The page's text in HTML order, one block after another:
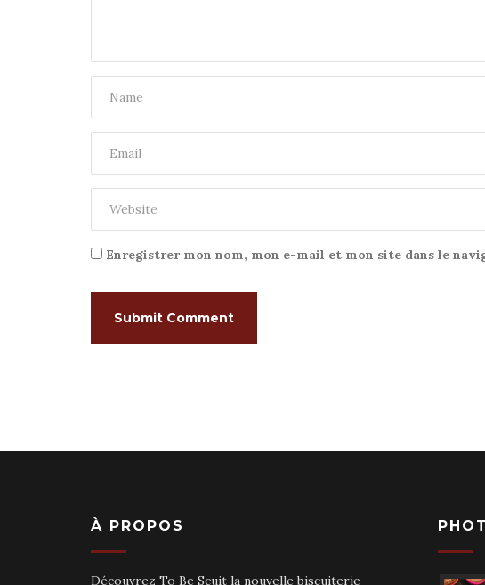
Enregistrer mon nom, mon e-mail et mon site dans le
À PROPOS
Découvrez To Be Scuit la nouvelle biscuiterie